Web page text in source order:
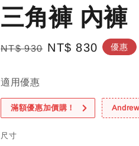
三角褲 內褲
Regular
NT$ 930 Sale
NT$ 830 優惠
適用優惠
滿額優惠加價購！
尺寸